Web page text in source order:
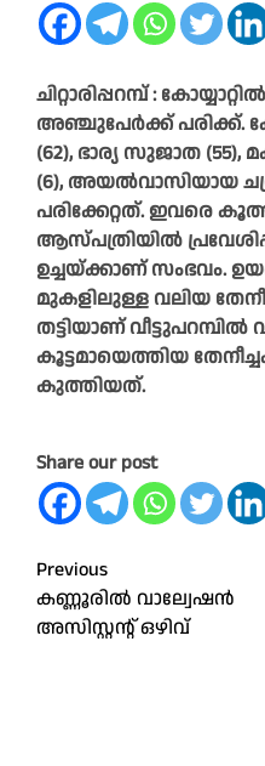
ചിറ്റാരിപ്പറമ്പ് :
അഞ്ചുപേർക്ക് പരിക്ക്.
(62), ഭാര്യ സുജാത
(6), അയൽവാസിയായ
പരിക്കേറ്റത്. ഇവരെ
ആസ്പത്രിയിൽ
ഉച്ചയ്ക്കാണ് സംഭവം.
മുകളിലുള്ള വലിയ
തട്ടിയാണ്
കൂട്ടമായെത്തിയ
കുത്തിയത്.
Share our post
Post
navigation
Previous
കണ്ണൂരിൽ വാല്വേഷൻ
അസിസ്റ്റന്റ് ഒഴിവ്